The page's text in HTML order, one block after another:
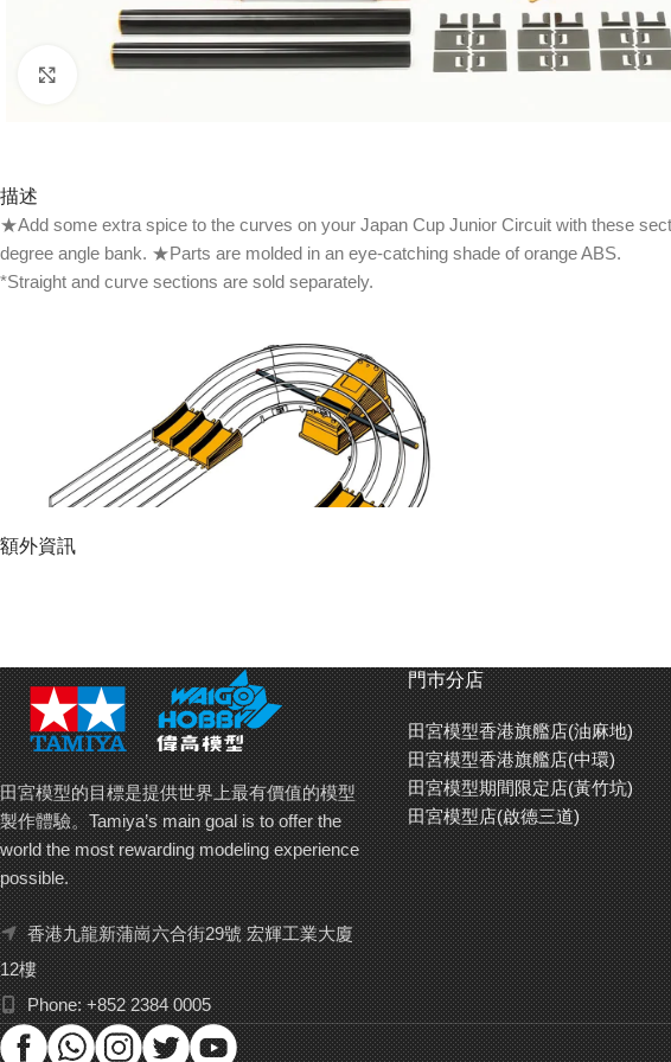
Click to enlarge
描述
★Add some extra spice to the curves on your Japan Cup Junior Circuit with these
degree angle bank. ★Parts are molded in an eye-catching shade of orange ABS.
*Straight and curve sections are sold separately.
額外資訊
田宮模型的目標是提供世界上最有價值的模型
製作體驗。Tamiya’s main goal is to offer the
world the most rewarding modeling experience
possible.
香港九龍新蒲崗六合街29號 宏輝工業大廈
12樓
Phone: +852 2384 0005
門巿分店
田宮模型香港旗艦店(油麻地)
田宮模型香港旗艦店(中環)
田宮模型期間限定店(黃竹坑)
田宮模型店(啟德三道)